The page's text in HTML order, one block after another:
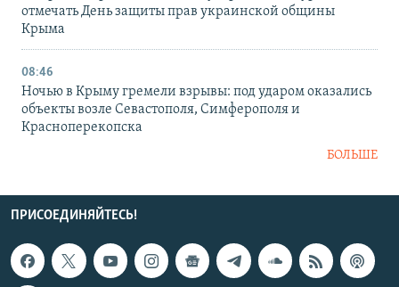
отмечать День защиты прав украинской общины
Крыма
08:46
Ночью в Крыму гремели взрывы: под ударом оказались
объекты возле Севастополя, Симферополя и
Красноперекопска
БОЛЬШЕ
ПРИСОЕДИНЯЙТЕСЬ!